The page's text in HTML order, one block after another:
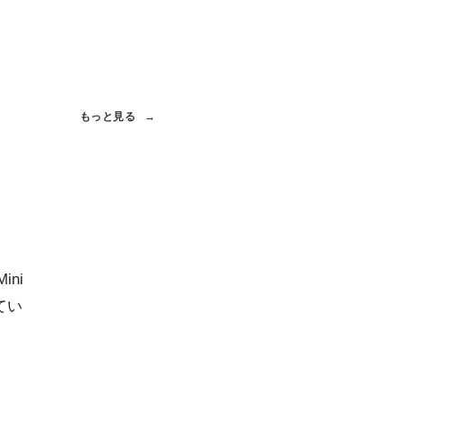
い
もっと見る